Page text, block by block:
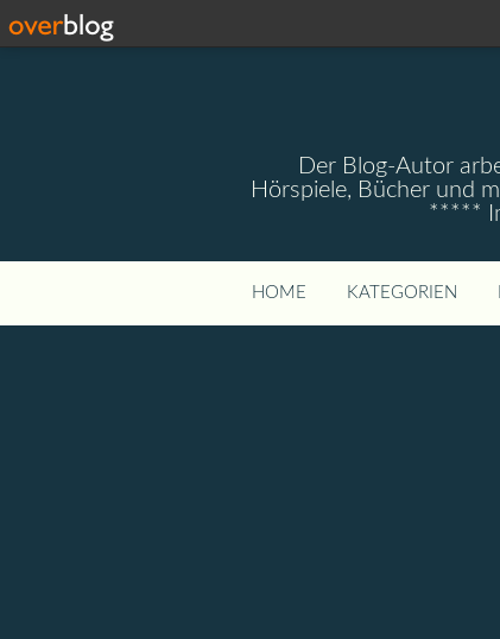
Der Blog-Autor
Hörspiele, Bücher und
*****
HOME KATEGORIEN